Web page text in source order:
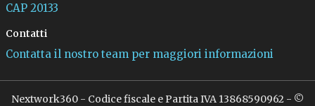
CAP 20133
Contatti
Contatta il nostro team per maggiori informazioni
Nextwork360 - Codice fiscale e Partita IVA 13868590962 - ©